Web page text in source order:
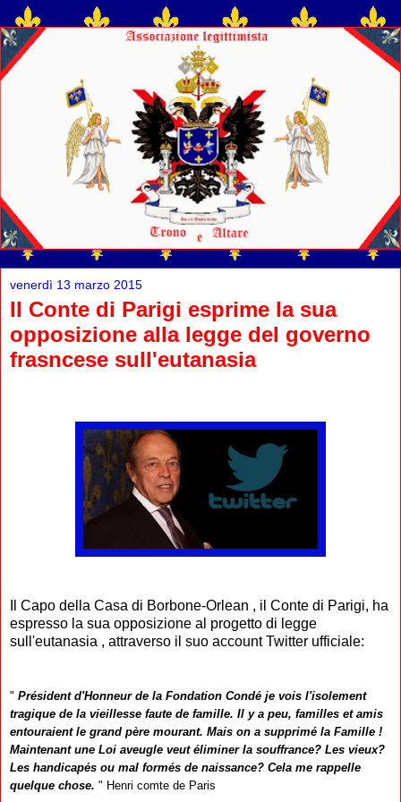
venerdì 13 marzo 2015
Il Conte di Parigi esprime la sua
opposizione alla legge del governo
frasncese sull'eutanasia
Capo della Casa di Borbone-Orlean , il Conte di Parigi, ha
espresso la sua opposizione al progetto di legge
sull'eutanasia , attraverso il suo account Twitter ufficiale:
" Président d'Honneur de la Fondation Condé je vois l'isolement
tragique de la vieillesse faute de famille. Il y a peu, familles et amis
entouraient le grand père mourant. Mais on a supprimé la Famille !
Maintenant une Loi aveugle veut éliminer la souffrance? Les vieux?
Les handicapés ou mal formés de naissance? Cela me rappelle
quelque chose. " Henri comte de Paris